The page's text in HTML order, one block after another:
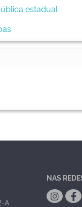
estadual
A
NAS